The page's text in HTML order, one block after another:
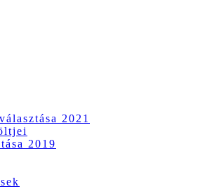
2021
2019